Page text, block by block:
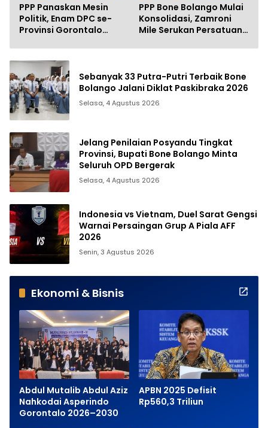
PPP Panaskan Mesin
Politik, Enam DPC se-
Provinsi Gorontalo
PPP Bone Bolango Mulai
Konsolidasi, Zamroni
Mile Serukan Persatuan
Sebanyak 33 Putra-Putri Terbaik Bone
Bolango Jalani Diklat Paskibraka 2026
Selasa, 4 Agustus 2026
Jelang Penilaian Posyandu Tingkat
Provinsi, Bupati Bone Bolango Minta
Seluruh OPD Bergerak
Selasa, 4 Agustus 2026
Indonesia vs Vietnam, Duel Sarat Gengsi
Warnai Persaingan Grup A Piala AFF
2026
Senin, 3 Agustus 2026
Ekonomi & Bisnis
Abdul Mutalib Abdul Aziz
Nahkodai Asperindo
Gorontalo 2026–2030
APBN 2025 Defisit
Rp560,3 Triliun